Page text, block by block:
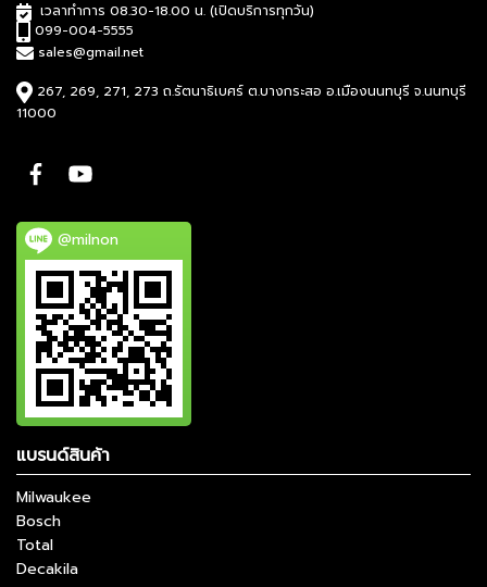
เวลาทำการ 08.30-18.00 น. (เปิดบริการทุกวัน)
099-004-5555
sales@gmail.net
267, 269, 271, 273 ถ.รัตนาธิเบศร์ ต.บางกระสอ อ.เมืองนนทบุรี จ.นนทบุรี
11000
@milnon
แบรนด์สินค้า
Milwaukee
Bosch
Total
Decakila